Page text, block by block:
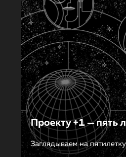
Проекту +1 — пять
Заглядываем на